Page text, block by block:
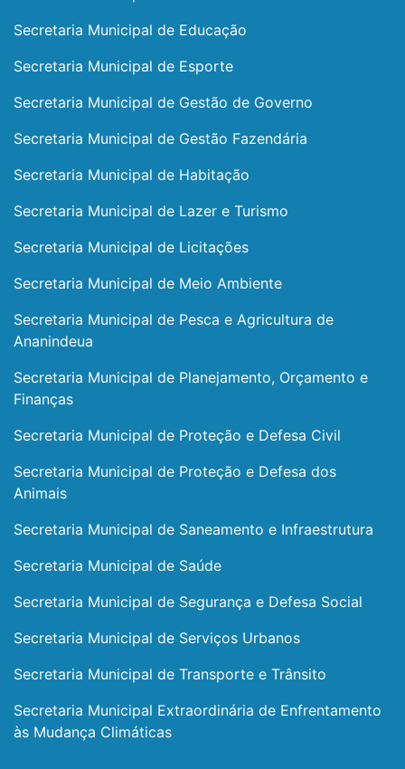
Secretaria Municipal de Educação
Secretaria Municipal de Esporte
Secretaria Municipal de Gestão de Governo
Secretaria Municipal de Gestão Fazendária
Secretaria Municipal de Habitação
Secretaria Municipal de Lazer e Turismo
Secretaria Municipal de Licitações
Secretaria Municipal de Meio Ambiente
Secretaria Municipal de Pesca e Agricultura de
Ananindeua
Secretaria Municipal de Planejamento, Orçamento e
Finanças
Secretaria Municipal de Proteção e Defesa Civil
Secretaria Municipal de Proteção e Defesa dos
Animais
Secretaria Municipal de Saneamento e Infraestrutura
Secretaria Municipal de Saúde
Secretaria Municipal de Segurança e Defesa Social
Secretaria Municipal de Serviços Urbanos
Secretaria Municipal de Transporte e Trânsito
Secretaria Municipal Extraordinária de Enfrentamento
às Mudança Climáticas